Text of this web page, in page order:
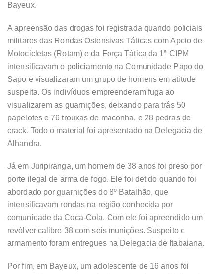
Bayeux.
A apreensão das drogas foi registrada quando policiais
militares das Rondas Ostensivas Táticas com Apoio de
Motocicletas (Rotam) e da Força Tática da 1ª CIPM
intensificavam o policiamento na Comunidade Papo do
Sapo e visualizaram um grupo de homens em atitude
suspeita. Os indivíduos empreenderam fuga ao
visualizarem as guarnições, deixando para trás 50
papelotes e 76 trouxas de maconha, e 28 pedras de
crack. Todo o material foi apresentado na Delegacia de
Alhandra.
Já em Juripiranga, um homem de 38 anos foi preso por
porte ilegal de arma de fogo. Ele foi detido quando foi
abordado por guarnições do 8º Batalhão, que
intensificavam rondas na região conhecida por
comunidade da Coca-Cola. Com ele foi apreendido um
revólver calibre 38 com seis munições. Suspeito e
armamento foram entregues na Delegacia de Itabaiana.
Por fim, em Bayeux, um adolescente de 16 anos foi